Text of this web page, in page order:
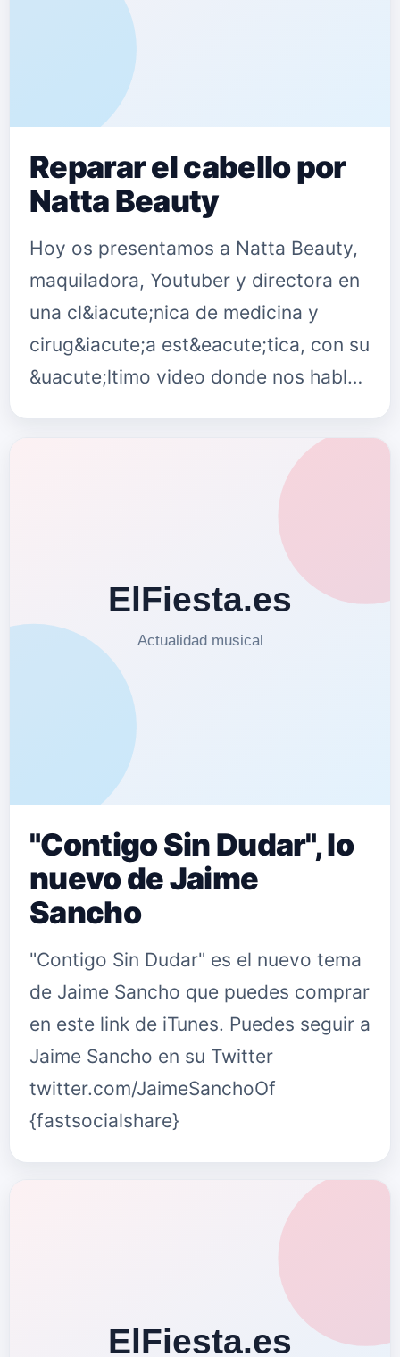
Reparar el cabello por
Natta Beauty
Hoy os presentamos a Natta Beauty,
maquiladora, Youtuber y directora en
una cl&iacute;nica de medicina y
cirug&iacute;a est&eacute;tica, con su
&uacute;ltimo video donde nos habla
"Contigo Sin Dudar", lo
nuevo de Jaime
Sancho
"Contigo Sin Dudar" es el nuevo tema
de Jaime Sancho que puedes comprar
en este link de iTunes. Puedes seguir a
Jaime Sancho en su Twitter
twitter.com/JaimeSanchoOf
{fastsocialshare}